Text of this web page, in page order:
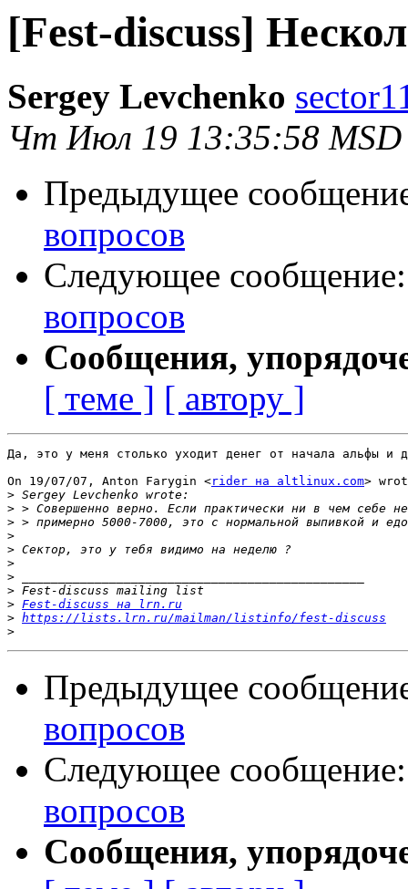
[Fest-discuss]
Sergey Levchenko
Чт Июл 19 13:35:58 MSD
Предыдущее
вопросов
Следующее
вопросов
Сообщения,
[ теме ] [ автору ]
Да, это у меня столько уходит денег от начала альфы и
On 19/07/07, Anton Farygin <rider на altlinux.com>
>
>
>
>
>
>
>
>
> Fest-discuss на lrn.ru
> https://lists.lrn.ru/mailman/listinfo/fest-discuss
>
Предыдущее
вопросов
Следующее
вопросов
Сообщения,